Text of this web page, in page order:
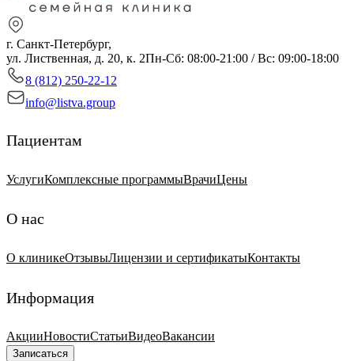
г. Санкт-Петербург,
ул. Лиственная, д. 20, к. 2Пн-Сб: 08:00-21:00 / Вс: 09:00-18:00
8 (812) 250-22-12
info@listva.group
Пациентам
УслугиКомплексные программыВрачиЦены
О нас
О клиникеОтзывыЛицензии и сертификатыКонтакты
Информация
АкцииНовостиСтатьиВидеоВакансии
Записаться